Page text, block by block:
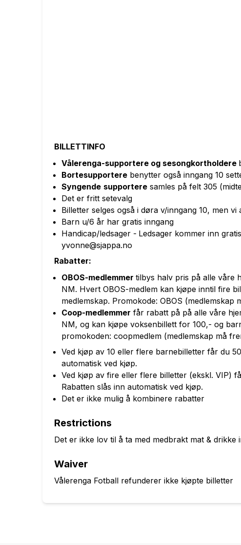
BILLETTINFO
Vålerenga-supportere og sesongkortholdere
Bortesupportere benytter også inngang 10
Syngende supportere samles på felt 305
Det er fritt setevalg
Billetter selges også i døra v/inngang 10, men
Barn u/6 år har gratis inngang
Handicap/ledsager - Ledsager kommer inn
yvonne@sjappa.no
Rabatter:
OBOS-medlemmer tilbys halv pris på alle våre
NM. Hvert OBOS-medlem kan kjøpe inntil fire
medlemskap. Promokode: OBOS (medlemskap
Coop-medlemmer får rabatt på på alle våre
NM, og kan kjøpe voksenbillett for 100,- og
promokoden: coopmedlem (medlemskap må
Ved kjøp av 10 eller flere barnebilletter får du
automatisk ved kjøp.
Ved kjøp av fire eller flere billetter (ekskl. VIP)
Rabatten slås inn automatisk ved kjøp.
Det er ikke mulig å kombinere rabatter
Restrictions
Det er ikke lov til å ta med medbrakt mat & drikke
Waiver
Vålerenga Fotball refunderer ikke kjøpte billetter